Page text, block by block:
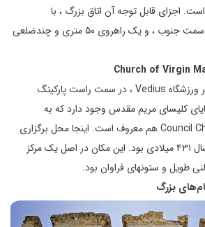
اجزای قابل توجه آن اتاق بزرگ ، با
طاقچه‌های نیم‌دایره‌ای در سمت جنوب ، و یک راهروی ۵۰ متری و چندضلعی
Church of Virgin
در فاصله‌ی ۱۰۰متر یا بیشتر ورزشگاه Vedius ، در سمت راست پارکینگ
حدود ۲۶۰متر بقایای کلیسای مریم مقدس وجود دارد که به
Double Church و Council Church هم معروف است. اینجا محل برگزاری
سومین مجمع جهانی در سال ۴۳۱ میلادی بود. این مکان در اصل یک مرکز
طویل و ستونهای فراوان بود.
بزرگ